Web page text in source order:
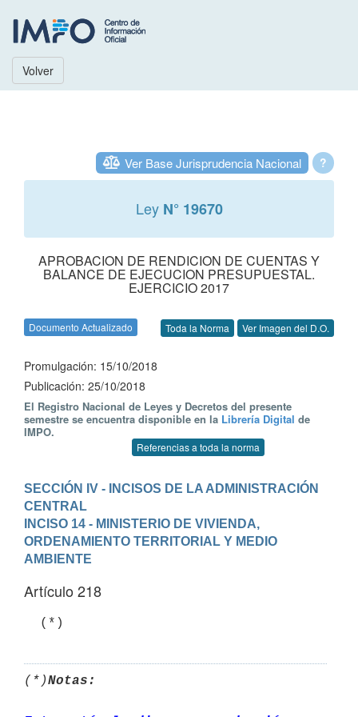
Volver
?
Ver Base Jurisprudencia Nacional
Ley N° 19670
APROBACION DE RENDICION DE CUENTAS Y
BALANCE DE EJECUCION PRESUPUESTAL.
EJERCICIO 2017
Documento Actualizado Toda la Norma Ver Imagen del D.O.
Promulgación: 15/10/2018
Publicación: 25/10/2018
El Registro Nacional de Leyes y Decretos del presente
semestre se encuentra disponible en la Librería Digital de
IMPO.
Referencias a toda la norma
SECCIÓN IV - INCISOS DE LA ADMINISTRACIÓN
CENTRAL
INCISO 14 - MINISTERIO DE VIVIENDA,
ORDENAMIENTO TERRITORIAL Y MEDIO
AMBIENTE
Artículo 218
(*)Notas: